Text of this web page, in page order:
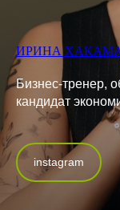
ИРИНА
Бизнес-тренер,
кандидат
instagram